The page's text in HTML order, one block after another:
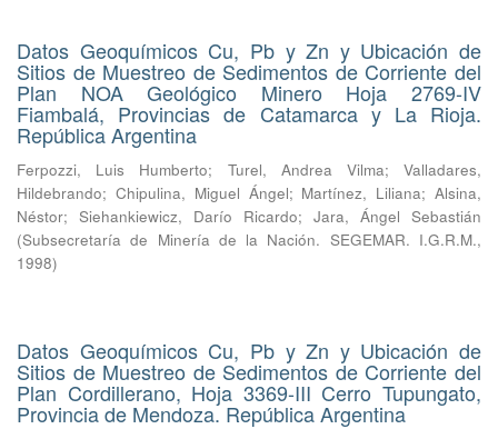
Datos Geoquímicos Cu, Pb y Zn y Ubicación de
Sitios de Muestreo de Sedimentos de Corriente del
Plan NOA Geológico Minero Hoja 2769-IV
Fiambalá, Provincias de Catamarca y La Rioja.
República Argentina
Ferpozzi, Luis Humberto; Turel, Andrea Vilma;Valladares,
Hildebrando; Chipulina, Miguel Ángel; Martínez, Liliana;Alsina,
Néstor; Siehankiewicz, Darío Ricardo; Jara, Ángel Sebastián
(Subsecretaría de Minería de la Nación. SEGEMAR. I.G.R.M.,
1998)
Datos Geoquímicos Cu, Pb y Zn y Ubicación de
Sitios de Muestreo de Sedimentos de Corriente del
Plan Cordillerano, Hoja 3369-III Cerro Tupungato,
Provincia de Mendoza. República Argentina